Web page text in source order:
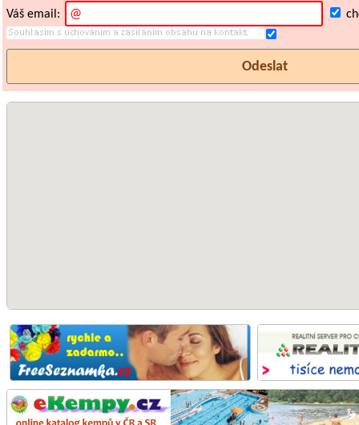
Váš email: